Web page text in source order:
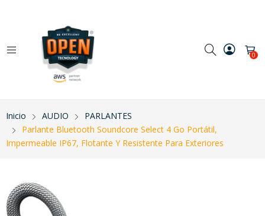
0
Inicio AUDIO
PARLANTES
Parlante Bluetooth Soundcore Select 4 Go Portátil,
Impermeable IP67, Flotante Y Resistente Para Exteriores